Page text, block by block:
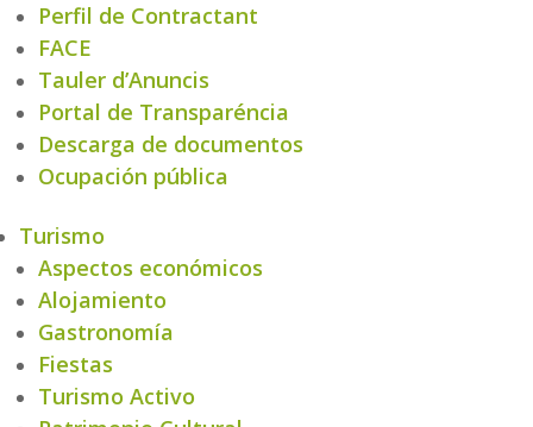
Perfil de Contractant
FACE
Tauler d’Anuncis
Portal de Transparéncia
Descarga de documentos
Ocupación pública
Turismo
Aspectos económicos
Alojamiento
Gastronomía
Fiestas
Turismo Activo